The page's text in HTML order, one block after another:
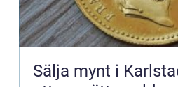
Sälja mynt i